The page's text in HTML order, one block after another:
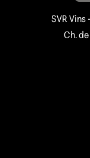
*
SVR
Ch.